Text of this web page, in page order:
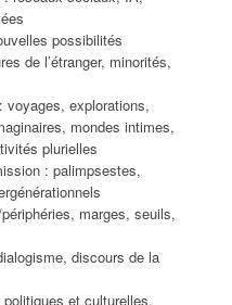
possibilités
de l’étranger, minorités,
voyages, explorations,
mondes intimes,
plurielles
: palimpsestes,
marges, seuils,
discours de la
et culturelles,